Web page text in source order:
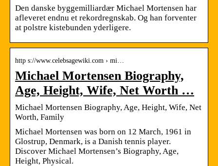
Den danske byggemilliardær Michael Mortensen har
afleveret endnu et rekordregnskab. Og han forventer
at polstre kistebunden yderligere.
http s://www.celebsagewiki.com › mi…
Michael Mortensen Biography,
Age, Height, Wife, Net Worth …
Michael Mortensen Biography, Age, Height, Wife, Net
Worth, Family
Michael Mortensen was born on 12 March, 1961 in
Glostrup, Denmark, is a Danish tennis player.
Discover Michael Mortensen’s Biography, Age,
Height, Physical.